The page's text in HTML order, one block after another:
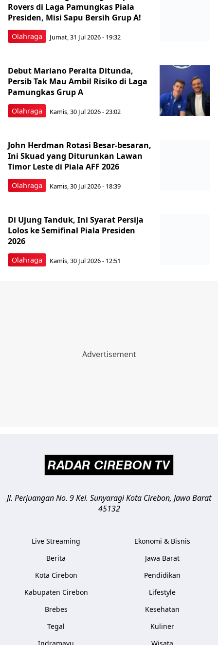
Olahraga
Rovers di Laga Pamungkas Piala
Presiden, Misi Sapu Bersih Grup A!
Jumat, 31 Jul 2026 - 19:32
Olahraga
Debut Mariano Peralta Ditunda,
Persib Tak Mau Ambil Risiko di Laga
Pamungkas Grup A
Kamis, 30 Jul 2026 - 23:02
Olahraga
John Herdman Rotasi Besar-besaran,
Ini Skuad yang Diturunkan Lawan
Timor Leste di Piala AFF 2026
Kamis, 30 Jul 2026 - 18:39
Olahraga
Di Ujung Tanduk, Ini Syarat Persija
Lolos ke Semifinal Piala Presiden
2026
Kamis, 30 Jul 2026 - 12:51
Jl. Perjuangan No. 9 Kel. SunyaragiKota Cirebon, Jawa Barat
45132
Live Streaming
Berita
Kota Cirebon
Kabupaten Cirebon
Brebes
Tegal
Ekonomi & Bisnis
Jawa Barat
Pendidikan
Lifestyle
Kesehatan
Kuliner